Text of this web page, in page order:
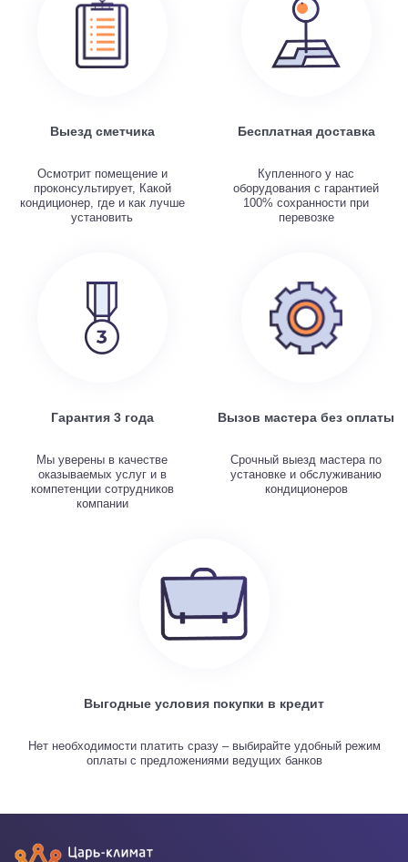
Выезд сметчика
Осмотрит помещение и
проконсультирует, Какой
кондиционер, где и как лучше
установить
Бесплатная доставка
Купленного у нас
оборудования с гарантией
100% сохранности при
перевозке
Гарантия 3 года
Мы уверены в качестве
оказываемых услуг и в
компетенции сотрудников
компании
Вызов мастера без оплаты
Срочный выезд мастера по
установке и обслуживанию
кондиционеров
Выгодные условия покупки в кредит
Нет необходимости платить сразу – выбирайте удобный режим
оплаты с предложениями ведущих банков